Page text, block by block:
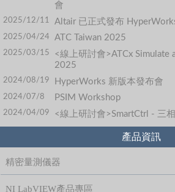
會
2025/12/11 Altair 已正式發布
2025/04/24 ATC Taiwan 2025
2025/03/15
<線上研討會>ATCx Simulate
2025
2024/08/19 HyperWorks 新版本發布會
2024/07/8 PSIM Workshop
2024/04/09 <線上研討會>SmartCtrl - 三
產品資訊
精密量測儀器
NI LabVIEW產品專區